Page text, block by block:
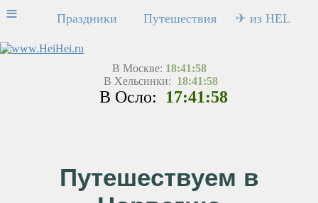
≡ Праздники Путешествия ✈ из HEL
В Москве: 18:41:58
В Хельсинки: 18:41:58
В Осло: 17:41:58
Путешествуем в